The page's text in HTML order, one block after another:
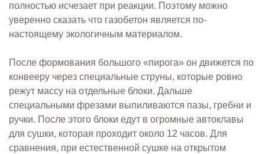
полностью исчезает при реакции. Поэтому можно
уверенно сказать что газобетон является по-
настоящему экологичным материалом.
После формования большого «пирога» он движется по
конвееру через специальные струны, которые ровно
режут массу на отдельные блоки. Дальше
специальными фрезами выпиливаются пазы, гребни и
ручки. После этого блоки едут в огромные автоклавы
для сушки, которая проходит около 12 часов. Для
сравнения, при естественной сушке на открытом